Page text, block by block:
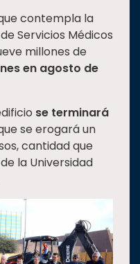
contempla la
Servicios Médicos
millones de
en agosto de
se terminará
se erogará un
cantidad que
la Universidad